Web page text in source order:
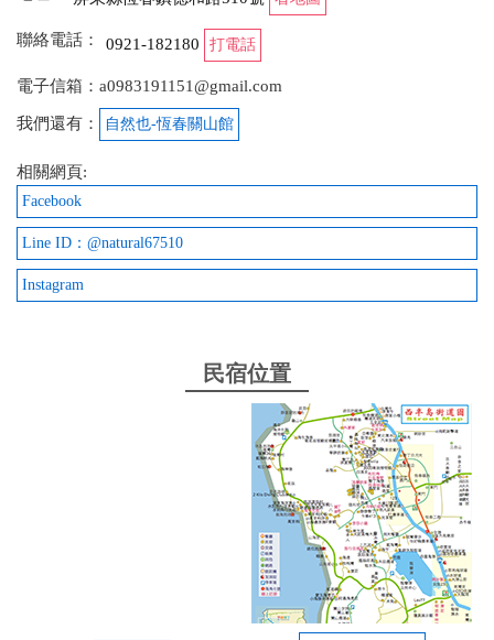
絡服務人員。
聯絡電話： 0921-182180 打電話
電子信箱：a0983191151@gmail.com
我們還有： 自然也-恆春關山館
相關網頁:
Facebook
Line ID：@natural67510
Instagram
民宿位置